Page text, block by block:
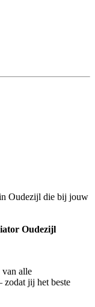
Oudezijl die bij jouw
Oudezijl
alle
zodat jij het beste